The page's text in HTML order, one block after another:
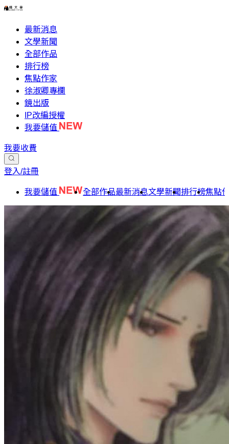
最新消息
文學新聞
全部作品
排行榜
焦點作家
徐淑卿專欄
鏡出版
IP改編授權
我要儲值
我要收費
登入/註冊
我要儲值 全部作品最新消息文學新聞排行榜焦點